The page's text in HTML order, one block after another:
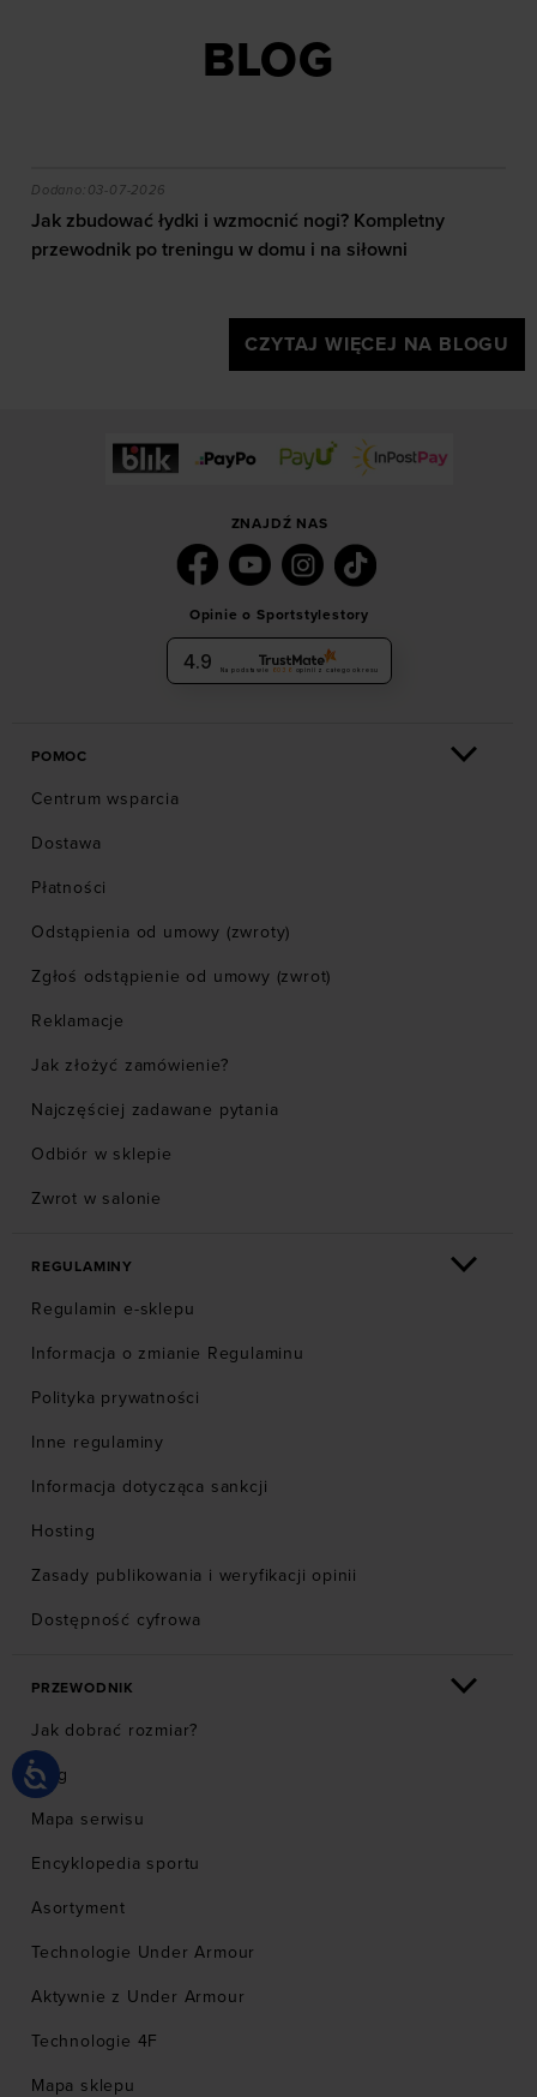
BLOG
mapę i jaki sprzęt wybrać?
Jak zbudować łydki i wzmocnić nogi? Kompletny
Dodano: 03-07-2026
Jak zbudować łydki i wzmocnić nogi? Kompletny
przewodnik po treningu w domu i na siłowni
CZYTAJ WIĘCEJ NA BLOGU
ZNAJDŹ NAS
Opinie o Sportstylestory
4.9 Na podstawie 6036 opinii z całego okresu
POMOC
Centrum wsparcia
Dostawa
Płatności
Odstąpienia od umowy (zwroty)
Zgłoś odstąpienie od umowy (zwrot)
Reklamacje
Jak złożyć zamówienie?
Najczęściej zadawane pytania
Odbiór w sklepie
Zwrot w salonie
REGULAMINY
Regulamin e-sklepu
Informacja o zmianie Regulaminu
Polityka prywatności
Inne regulaminy
Informacja dotycząca sankcji
Hosting
Zasady publikowania i weryfikacji opinii
Dostępność cyfrowa
PRZEWODNIK
Jak dobrać rozmiar?
Blog
Mapa serwisu
Encyklopedia sportu
Asortyment
Technologie Under Armour
Aktywnie z Under Armour
Technologie 4F
Mapa sklepu